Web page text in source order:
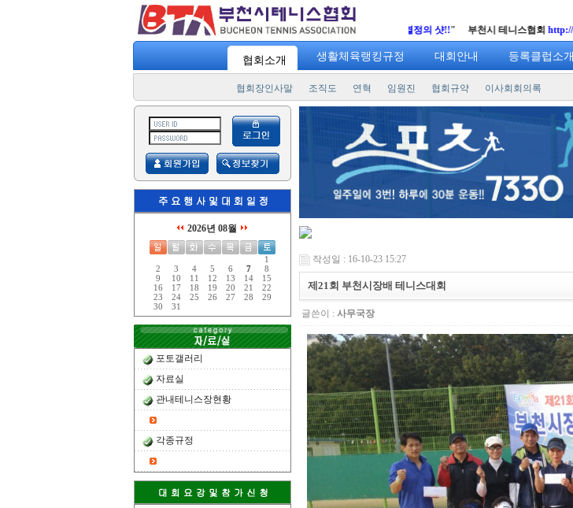
" 일주일에 3번! 하루 30분 운동! "승리를 향한 열정의 샷!!" 부천시 테니스협회 http://www.lifetennis.org
협회소개 생활체육랭킹규정 대회안내 등록클럽소개
협회장인사말 조직도 연혁 임원진 협회규약 이사회회의록
2026년 08월
1
2
3 4 5 6 7
8
9
10 11 12 13 14
15
16
17 18 19 20 21
22
23
24 25 26 27 28
29
30
31
포토갤러리
자료실
관내테니스장현황
각종규정
작성일 : 16-10-23 15:27
제21회 부천시장배 테니스대회
글쓴이 : 사무국장